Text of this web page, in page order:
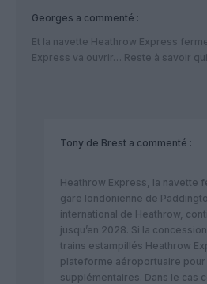
Georges a commenté :
Et la navette Heathrow Express
Express va ouvrir… Reste à savoir
Tony de Brest a commenté :
Heathrow Express, la navette
gare londonienne de
international de Heathrow,
jusqu’en 2028. Si la
trains estampillés Heathrow
plateforme aéroportuaire pour
supplémentaires. Dans le cas